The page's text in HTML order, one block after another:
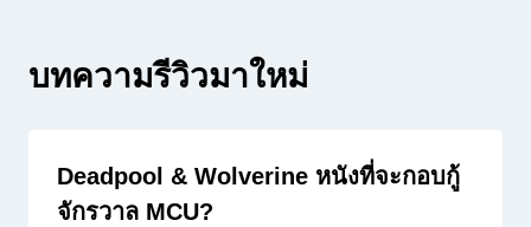
บทความรีวิวมาใหม่
Deadpool & Wolverine หนังที่จะกอบกู้
จักรวาล MCU?